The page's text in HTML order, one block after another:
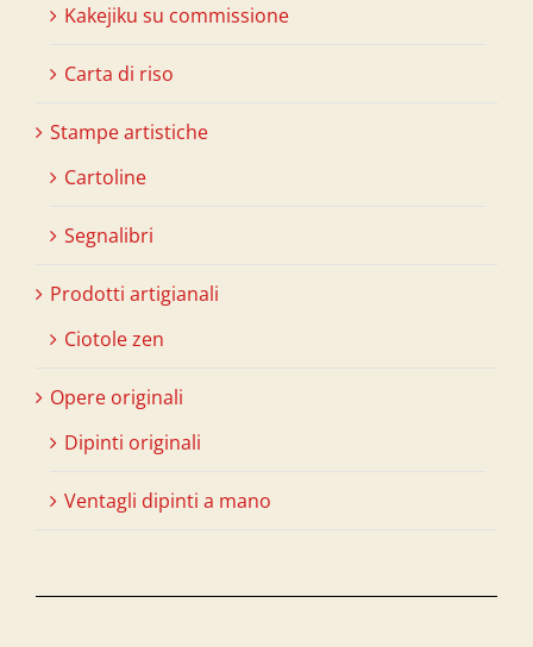
Kakejiku su commissione
Carta di riso
Stampe artistiche
Cartoline
Segnalibri
Prodotti artigianali
Ciotole zen
Opere originali
Dipinti originali
Ventagli dipinti a mano